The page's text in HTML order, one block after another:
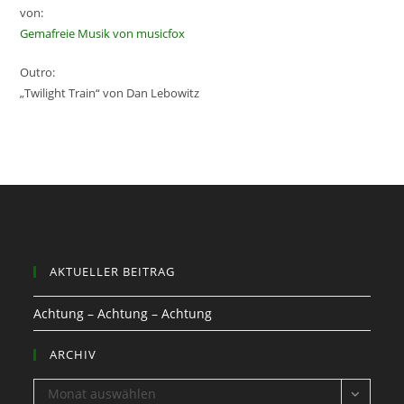
von:
Gemafreie Musik von musicfox
Outro:
„Twilight Train“ von Dan Lebowitz
AKTUELLER BEITRAG
Achtung – Achtung – Achtung
ARCHIV
ARCHIV
Monat auswählen